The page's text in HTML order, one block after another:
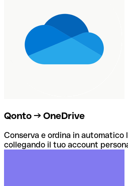
Qonto → OneDrive
Conserva e ordina in automatico
collegando il tuo account